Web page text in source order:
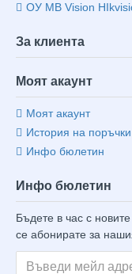
ОУ MB Vision
За клиента
Моят акаунт
Моят акаунт
История на поръчки
Инфо бюлетин
Инфо бюлетин
Бъдете в час с
се абонирате за